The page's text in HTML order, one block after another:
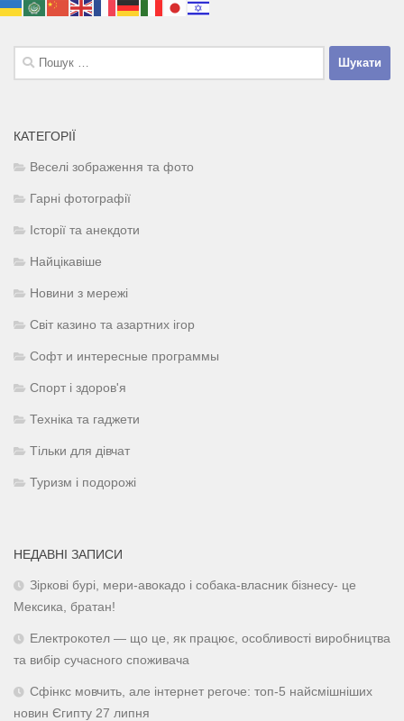
Пошук:
КАТЕГОРІЇ
Веселі зображення та фото
Гарні фотографії
Історії та анекдоти
Найцікавіше
Новини з мережі
Світ казино та азартних ігор
Софт и интересные программы
Спорт і здоров'я
Техніка та гаджети
Тільки для дівчат
Туризм і подорожі
НЕДАВНІ ЗАПИСИ
Зіркові бурі, мери-авокадо і собака-власник бізнесу- це
Мексика, братан!
Електрокотел — що це, як працює, особливості виробництва
та вибір сучасного споживача
Сфінкс мовчить, але інтернет регоче: топ-5 найсмішніших
новин Єгипту 27 липня